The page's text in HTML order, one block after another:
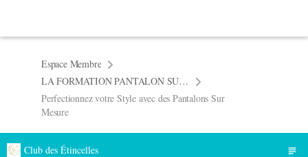
Espace Membre
LA FORMATION PANTALON SUR MESURE par Maman Casse Coud
Perfectionnez votre Style avec des Pantalons Sur
Mesure
Club des Étincelles